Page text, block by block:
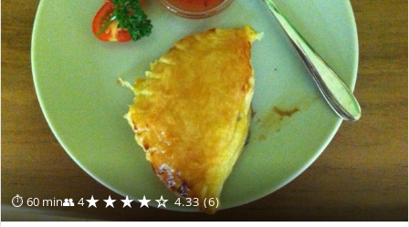
⏱ 60 min👥 4★★★★☆ 4.33 (6)